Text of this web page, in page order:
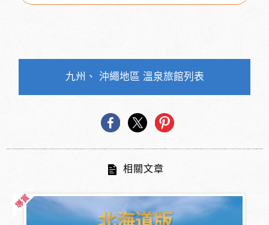
九州、 沖繩地區 溫泉旅館列表
相關文章